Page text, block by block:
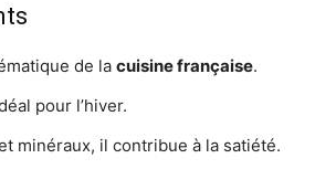
de la cuisine française.
pour l’hiver.
minéraux, il contribue à la satiété.